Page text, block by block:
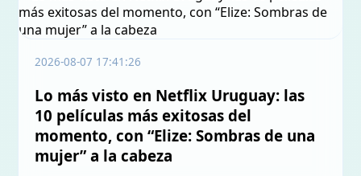
2026-08-07 17:41:26
Lo más visto en Netflix Uruguay: las
10 películas más exitosas del
momento, con “Elize: Sombras de una
mujer” a la cabeza